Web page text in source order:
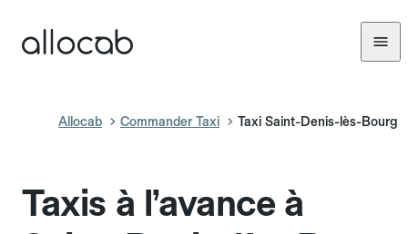
Allocab Commander Taxi Taxi Saint-Denis-lès-Bourg
Taxis à l’avance à